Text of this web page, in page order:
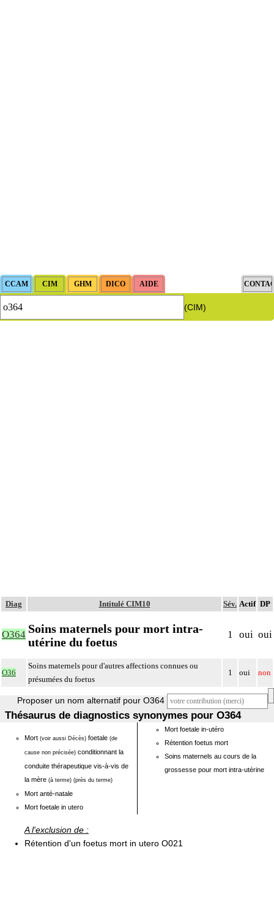
(CIM)
Diag Intitulé CIM10 Sév. Actif DP
O364 Soins maternels pour mort intra-
utérine du foetus
1 oui oui
O36
Soins maternels pour d'autres affections connues ou
présumées du foetus
1 oui non
Proposer un nom alternatif pour O364
Thésaurus de diagnostics synonymes pour O364
Mort (voir aussi Décès) foetale (de
cause non précisée) conditionnant la
conduite thérapeutique vis-à-vis de
la mère (à terme) (près du terme)
Mort anté-natale
Mort foetale in utero
Mort foetale in-utéro
Rétention foetus mort
Soins maternels au cours de la
grossesse pour mort intra-utérine
A l'exclusion de :
Rétention d'un foetus mort in utero O021